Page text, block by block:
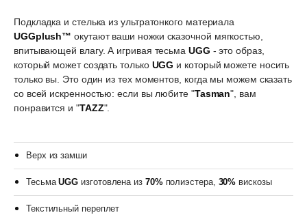
Подкладка и стелька из ультратонкого материала
UGGplush™ окутают ваши ножки сказочной мягкостью,
впитывающей влагу. А игривая тесьма UGG - это образ,
который может создать только UGG и который можете носить
только вы. Это один из тех моментов, когда мы можем сказать
со всей искренностью: если вы любите "Tasman", вам
понравится и "TAZZ".
Верх из замши
ТесьмаUGG изготовлена из 70%полиэстера, 30% вискозы
Текстильный переплет